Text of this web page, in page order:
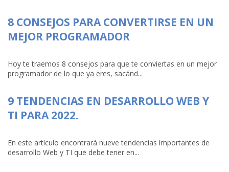
8 CONSEJOS PARA CONVERTIRSE EN UN
MEJOR PROGRAMADOR
Hoy te traemos 8 consejos para que te conviertas en un mejor
programador de lo que ya eres, sacánd...
9 TENDENCIAS EN DESARROLLO WEB Y
TI PARA 2022.
En este artículo encontrará nueve tendencias importantes de
desarrollo Web y TI que debe tener en...